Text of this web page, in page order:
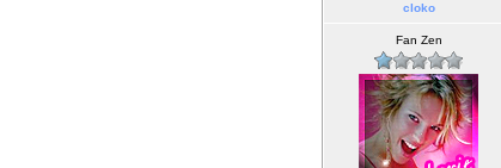
cloko
Fan Zen